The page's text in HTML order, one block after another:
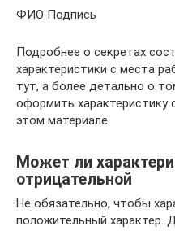
ФИО Подпись
Подробнее о секретах
характеристики с места
тут, а более детально о
оформить характеристику
этом материале.
Может ли
отрицательной
Не обязательно, чтобы
положительный характер.